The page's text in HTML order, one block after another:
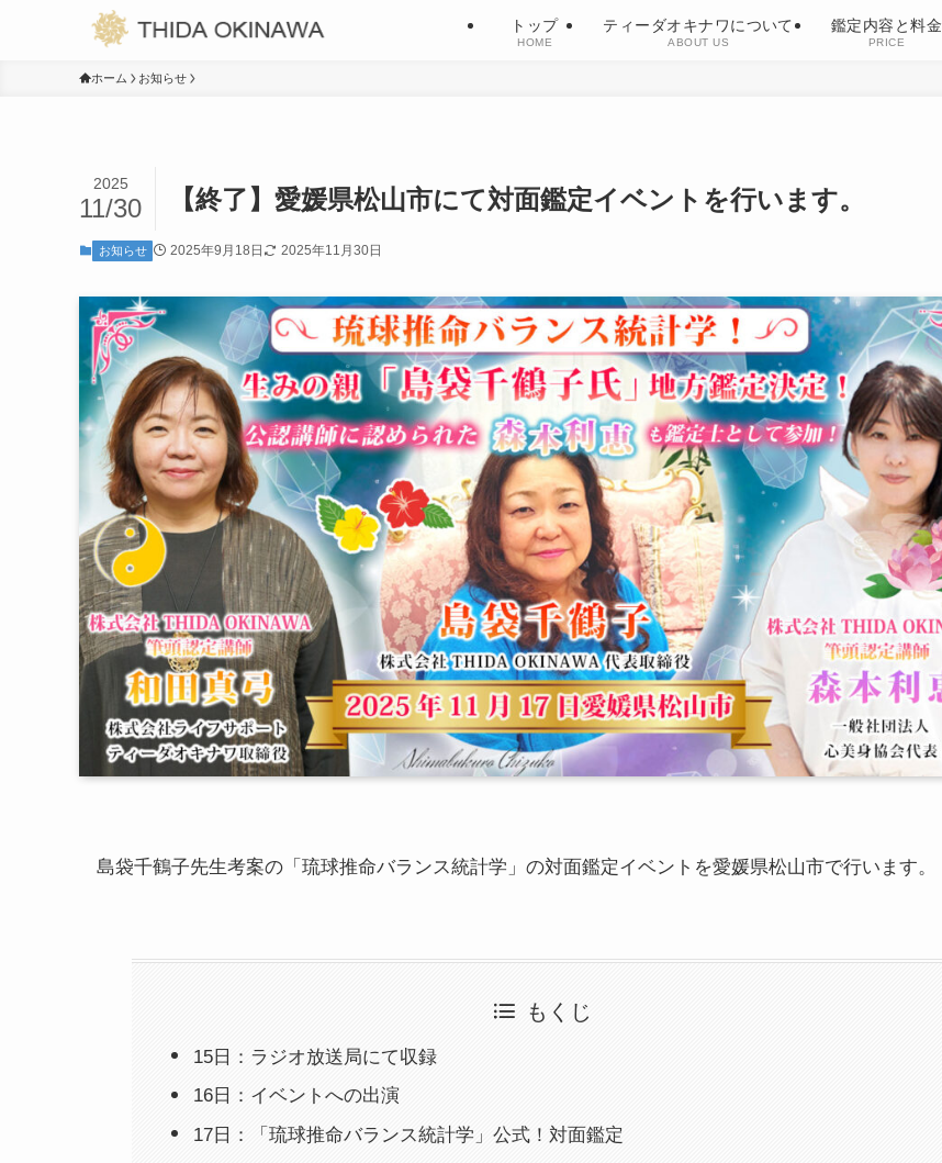
トップ
HOME
ティーダオキナワについて
ABOUT US
鑑定内容と料金
PRICE
ホーム お知らせ
【終了】愛媛県松山市にて対面鑑定イベントを行います。
2025
11/30
お知らせ 2025年9月18日 2025年11月30日
島袋千鶴子先生考案の「琉球推命バランス統計学」の対面鑑定イベントを愛媛県松山市で行います。
もくじ
15日：ラジオ放送局にて収録
16日：イベントへの出演
17日：「琉球推命バランス統計学」公式！対面鑑定